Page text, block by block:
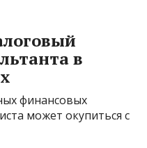
в
финансовых
может окупиться с